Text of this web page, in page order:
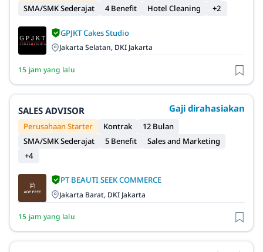
SMA/SMK Sederajat
4 Benefit Hotel Cleaning +2
GPJKT Cakes Studio
Jakarta Selatan, DKI Jakarta
15 jam yang lalu
SALES ADVISOR Gaji dirahasiakan
Perusahaan Starter Kontrak
12 Bulan
SMA/SMK Sederajat
5 Benefit
Sales and Marketing
+4
PT BEAUTI SEEK COMMERCE
Jakarta Barat, DKI Jakarta
15 jam yang lalu